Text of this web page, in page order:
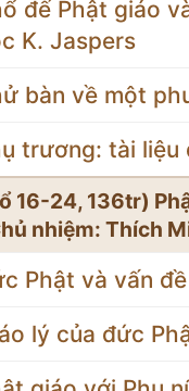
đế Phật giáo
K. Jaspers
bàn về một
trương: tài liệu
16-24, 136tr)
nhiệm: Thích
Phật và vấn
lý của đức